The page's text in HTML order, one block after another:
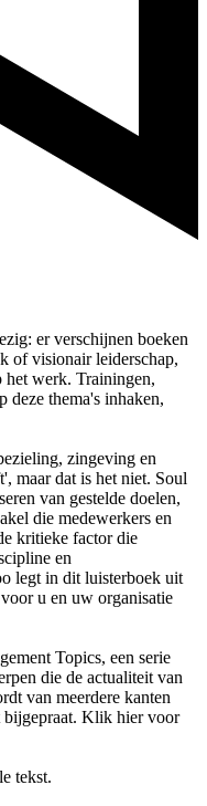
er verschijnen boeken
of visionair leiderschap,
het werk. Trainingen,
deze thema's inhaken,
zingeving en
maar dat is het niet. Soul
van gestelde doelen,
die medewerkers en
kritieke factor die
en
legt in dit luisterboek uit
u en uw organisatie
Topics, een serie
die de actualiteit van
van meerdere kanten
bijgepraat. Klik hier voor
tekst.